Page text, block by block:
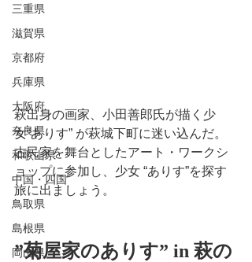
三重県
滋賀県
京都府
兵庫県
大阪府
奈良県
和歌山県
中国・四国
鳥取県
島根県
岡山県
萩出身の画家、小田善郎氏が描く少
女“ありす” が萩城下町に迷い込んだ。
古民家を舞台としたアート・ワークシ
ョップに参加し、少女 “ありす”を探す
旅に出ましょう。
”菊屋家のありす” in 萩の